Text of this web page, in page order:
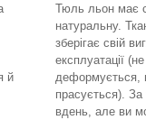
й
Тюль льон має
натуральну.
зберігає свій
експлуатації
деформується,
прасується).
вдень, але ви